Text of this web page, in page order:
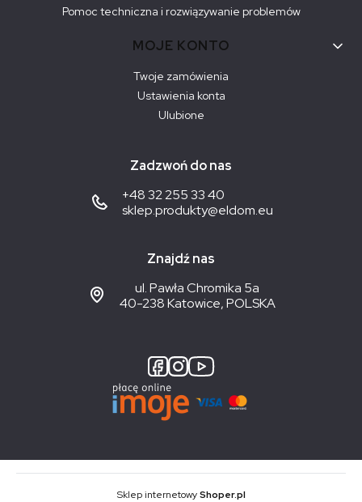
Pomoc techniczna i rozwiązywanie problemów
MOJE KONTO
Twoje zamówienia
Ustawienia konta
Ulubione
Zadzwoń do nas
+48 32 255 33 40
sklep.produkty@eldom.eu
Znajdź nas
ul. Pawła Chromika 5a
40-238 Katowice, POLSKA
Sklep internetowyShoper.pl